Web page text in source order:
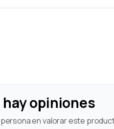
opiniones
en valorar este